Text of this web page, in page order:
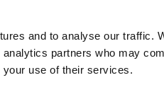
and to analyse our traffic.
partners who may
your use of their services.